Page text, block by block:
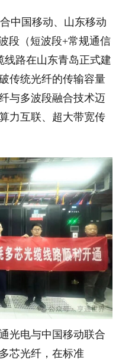
中国移动、山东移动
段（短波段+常规通信
线路在山东青岛正式建
传统光纤的传输容量
与多波段融合技术迈
力互联、超大带宽传
电与中国移动联合
芯光纤，在标准